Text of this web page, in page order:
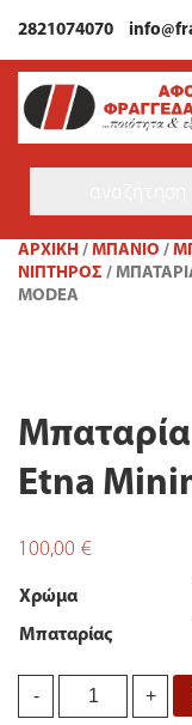
2821074070
ΑΡΧΙΚΉ / ΜΠΑΝΙΟ /
ΝΙΠΤΉΡΟΣ /
MODEA
Etna
100,00 €
Χρώμα
Μπαταρίας
-
Μπαταρία
+